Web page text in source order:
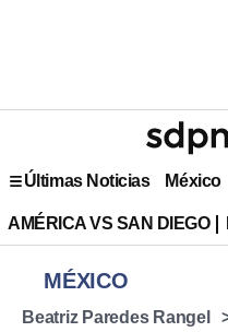
Últimas Noticias México
AMÉRICA VS SAN DIEGO
MÉXICO
Beatriz Paredes Rangel